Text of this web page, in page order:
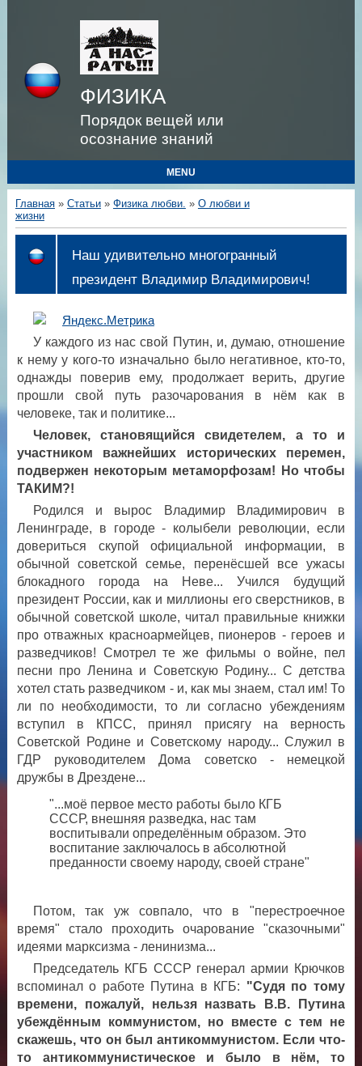
ФИЗИКА
Порядок вещей или
осознание знаний
MENU
Главная» Статьи» Физика любви. » О любви и
жизни
Наш удивительно многогранный
президент Владимир Владимирович!
У каждого из нас свой Путин, и, думаю, отношение
к нему у кого-то изначально было негативное, кто-то,
однажды поверив ему, продолжает верить, другие
прошли свой путь разочарования в нём как в
человеке, так и политике...
Человек, становящийся свидетелем, а то и
участником важнейших исторических перемен,
подвержен некоторым метаморфозам! Но чтобы
ТАКИМ?!
Родился и вырос Владимир Владимирович в
Ленинграде, в городе - колыбели революции, если
довериться скупой официальной информации, в
обычной советской семье, перенёсшей все ужасы
блокадного города на Неве... Учился будущий
президент России, как и миллионы его сверстников, в
обычной советской школе, читал правильные книжки
про отважных красноармейцев, пионеров - героев и
разведчиков! Смотрел те же фильмы о войне, пел
песни про Ленина и Советскую Родину... С детства
хотел стать разведчиком - и, как мы знаем, стал им! То
ли по необходимости, то ли согласно убеждениям
вступил в КПСС, принял присягу на верность
Советской Родине и Советскому народу... Служил в
ГДР руководителем Дома советско - немецкой
дружбы в Дрездене...
"...моё первое место работы было КГБ
СССР, внешняя разведка, нас там
воспитывали определённым образом. Это
воспитание заключалось в абсолютной
преданности своему народу, своей стране"
Потом, так уж совпало, что в "перестроечное
время" стало проходить очарование "сказочными"
идеями марксизма - ленинизма...
Председатель КГБ СССР генерал армии Крючков
вспоминал о работе Путина в КГБ: "Судя по тому
времени, пожалуй, нельзя назвать В.В. Путина
убеждённым коммунистом, но вместе с тем не
скажешь, что он был антикоммунистом. Если что-
то антикоммунистическое и было в нём, то